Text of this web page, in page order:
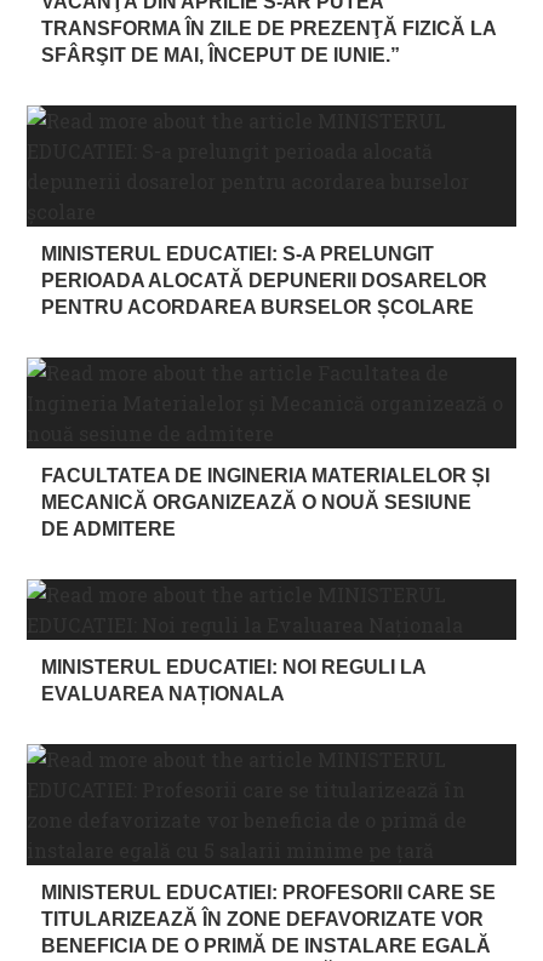
TRANSFORMA ÎN ZILE DE PREZENŢĂ FIZICĂ LA
SFÂRŞIT DE MAI, ÎNCEPUT DE IUNIE.”
MINISTERUL EDUCATIEI: S-A PRELUNGIT
PERIOADA ALOCATĂ DEPUNERII DOSARELOR
PENTRU ACORDAREA BURSELOR ȘCOLARE
FACULTATEA DE INGINERIA MATERIALELOR ȘI
MECANICĂ ORGANIZEAZĂ O NOUĂ SESIUNE
DE ADMITERE
MINISTERUL EDUCATIEI: NOI REGULI LA
EVALUAREA NAȚIONALA
MINISTERUL EDUCATIEI: PROFESORII CARE SE
TITULARIZEAZĂ ÎN ZONE DEFAVORIZATE VOR
BENEFICIA DE O PRIMĂ DE INSTALARE EGALĂ